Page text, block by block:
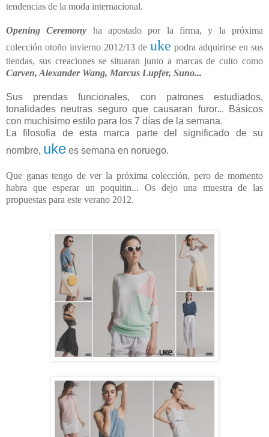
tendencias de la moda internacional.
Opening Ceremony ha apostado por la firma, y la próxima
colección otoño invierno 2012/13 de uke podra adquirirse en sus
tiendas, sus creaciones se situaran junto a marcas de culto como
Carven, Alexander Wang, Marcus Lupfer, Suno...
Sus prendas funcionales, con patrones estudiados,
tonalidades neutras seguro que causaran furor... Básicos
con muchisimo estilo para los 7 días de la semana.
La filosofia de esta marca parte del significado de su
nombre, uke es semana en noruego.
Que ganas tengo de ver la próxima colección, pero de momento
habra que esperar un poquitin... Os dejo una muestra de las
propuestas para este verano 2012.